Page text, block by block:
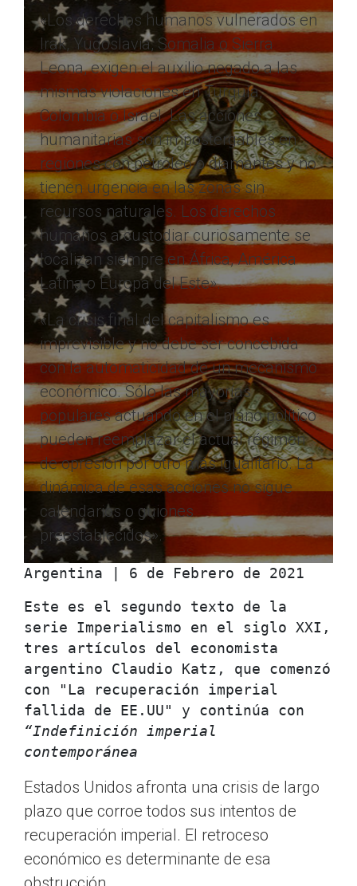
«Los derechos humanos vulnerados en
Irak, Yugoslavia, Somalia o Sierra
Leona, exigen el auxilio negado a las
mismas violaciones en Turquía,
Colombia o Israel. Las acciones
humanitarias son impostergables en
regiones con petróleo o diamantes y no
tienen urgencia en las zonas sin
recursos naturales. Los derechos
humanos a custodiar curiosamente se
localizan siempre en África, América
Latina o Europa del Este».
«La crisis final del capitalismo es
imprevisible y no debe ser concebida
con la automaticidad de un mecanismo
económico. Sólo las mayorías
populares actuando en el plano político
pueden reemplazar el actual régimen
de opresión por otro más igualitario. La
dinámica de esas acciones no sigue
calendarios o guiones
preestablecidos».
Argentina | 6 de Febrero de 2021
Este es el segundo texto de la
serie Imperialismo en el siglo XXI,
tres artículos del economista
argentino Claudio Katz, que comenzó
con "La recuperación imperial
“Indefinición imperial
contemporánea
Estados Unidos afronta una crisis de largo
plazo que corroe todos sus intentos de
recuperación imperial. El retroceso
económico es determinante de esa